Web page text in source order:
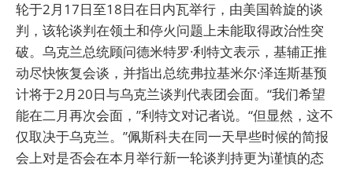
轮于2月17日至18日在日内瓦举行，由美国斡旋的谈
判，该轮谈判在领土和停火问题上未能取得政治性突
破。乌克兰总统顾问德米特罗·利特文表示，基辅正推
动尽快恢复会谈，并指出总统弗拉基米尔·泽连斯基预
计将于2月20日与乌克兰谈判代表团会面。“我们希望
能在二月再次会面，”利特文对记者说。“但显然，这不
仅取决于乌克兰。”佩斯科夫在同一天早些时候的简报
会上对是否会在本月举行新一轮谈判持更为谨慎的态